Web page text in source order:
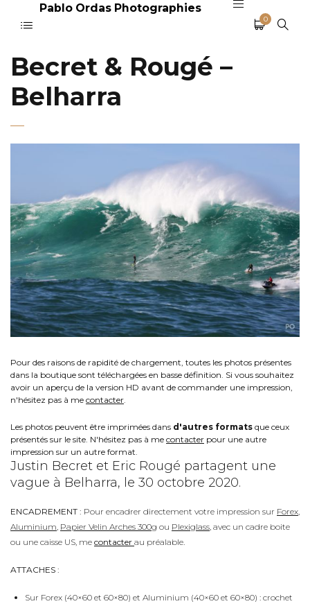
Pablo Ordas Photographies
0
Becret & Rougé –
Belharra
Pour des raisons de rapidité de chargement, toutes les photos présentes
dans la boutique sont téléchargées en basse définition. Si vous souhaitez
avoir un aperçu de la version HD avant de commander une impression,
n'hésitez pas à me contacter
Les photos peuvent être imprimées dans d'autres formats que ceux
présentés sur le site. N'hésitez pas à me contacter pour une autre
impression sur un autre format.
Justin Becret et Eric Rougé partagent une
vague à Belharra, le 30 octobre 2020.
ENCADREMENT : Pour encadrer directement votre impression sur Forex
Aluminium Papier Velin Arches 300g ou Plexiglass , avec un cadre boite
ou une caisse US, me contacter au préalable.
ATTACHES :
Sur Forex (40×60 et 60×80) et Aluminium (40×60 et 60×80) : crochet